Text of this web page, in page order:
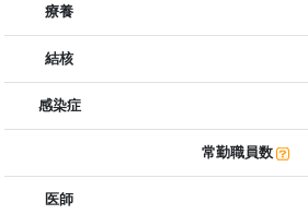
療養
結核
感染症
常勤職員数
医師